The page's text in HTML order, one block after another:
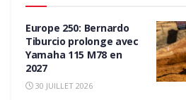
Europe 250: Bernardo
Tiburcio prolonge avec
Yamaha 115 M78 en
2027
30 JUILLET 2026